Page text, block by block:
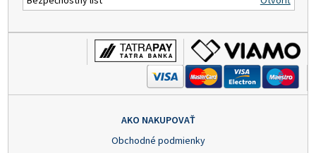
AKO NAKUPOVAŤ
Obchodné podmienky